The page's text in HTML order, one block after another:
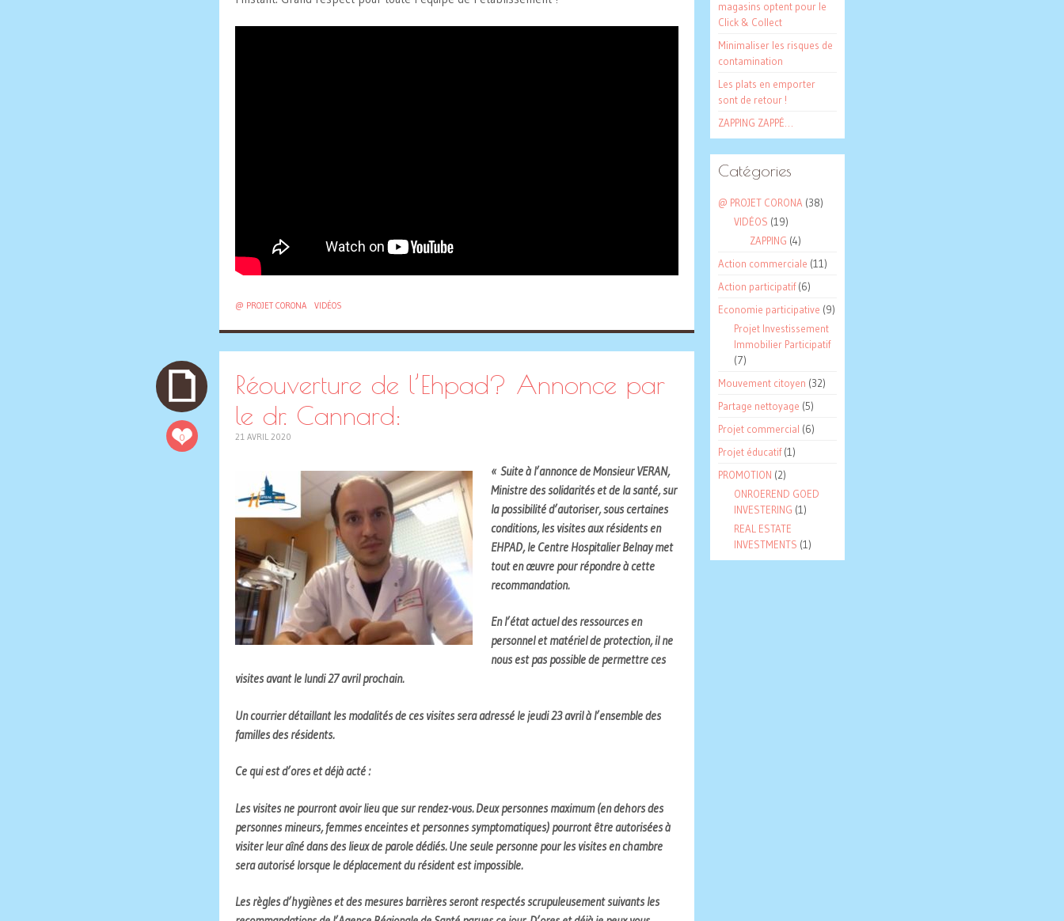
@ PROJET CORONA VIDÉOS
0
Réouverture de l’Ehpad? Annonce par
le dr. Cannard:
21 AVRIL 2020
« Suite à l’annonce de Monsieur VERAN,
Ministre des solidarités et de la santé, sur
la possibilité d’autoriser, sous certaines
conditions, les visites aux résidents en
EHPAD, le Centre Hospitalier Belnay met
tout en œuvre pour répondre à cette
recommandation.
En l’état actuel des ressources en
personnel et matériel de protection, il ne
nous est pas possible de permettre ces
visites avant le lundi 27 avril prochain.
Un courrier détaillant les modalités de ces visites sera adressé le jeudi 23 avril à l’ensemble des
familles des résidents.
Ce qui est d’ores et déjà acté :
Les visites ne pourront avoir lieu que sur rendez-vous. Deux personnes maximum (en dehors des
personnes mineurs, femmes enceintes et personnes symptomatiques) pourront être autorisées à
visiter leur aîné dans des lieux de parole dédiés. Une seule personne pour les visites en chambre
sera autorisé lorsque le déplacement du résident est impossible.
Les règles d’hygiènes et des mesures barrières seront respectés scrupuleusement suivants les
magasins optent pour le
Click & Collect
Minimaliser les risques de
contamination
Les plats en emporter
sont de retour !
ZAPPING ZAPPÉ…
Catégories
@ PROJET CORONA (38)
VIDÉOS (19)
ZAPPING (4)
Action commerciale (11)
Action participatif(6)
Economie participative (9)
Projet Investissement
Immobilier Participatif
(7)
Mouvement citoyen (32)
Partage nettoyage (5)
Projet commercial (6)
Projet éducatif(1)
PROMOTION (2)
ONROEREND GOED
INVESTERING (1)
REAL ESTATE
INVESTMENTS (1)